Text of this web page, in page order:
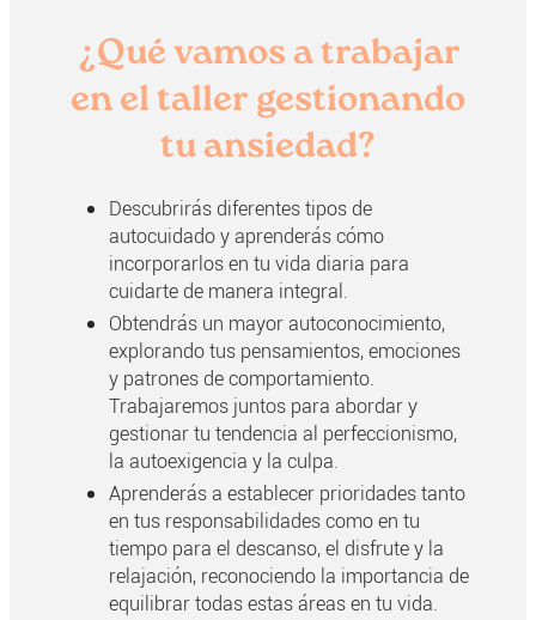
¿Qué vamos a trabajar
en el taller gestionando
tu ansiedad?
Descubrirás diferentes tipos de
autocuidado y aprenderás cómo
incorporarlos en tu vida diaria para
cuidarte de manera integral.
Obtendrás un mayor autoconocimiento,
explorando tus pensamientos, emociones
y patrones de comportamiento.
Trabajaremos juntos para abordar y
gestionar tu tendencia al perfeccionismo,
la autoexigencia y la culpa.
Aprenderás a establecer prioridades tanto
en tus responsabilidades como en tu
tiempo para el descanso, el disfrute y la
relajación, reconociendo la importancia de
equilibrar todas estas áreas en tu vida.